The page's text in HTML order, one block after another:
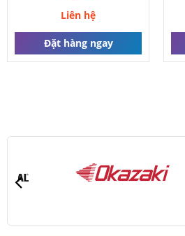
Liên hệ
Đặt hàng ngay
Liên hệ
Đặt hàng ngay